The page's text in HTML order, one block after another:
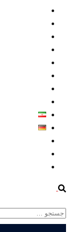
Search
جستجو
برای: